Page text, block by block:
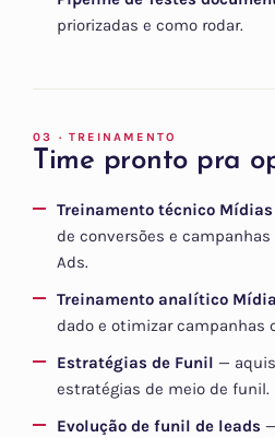
priorizadas e como rodar.
03 · TREINAMENTO
Time pronto pra
Treinamento técnico Mídias
de conversões e campanhas
Ads.
Treinamento analítico
dado e otimizar campanhas
Estratégias de Funil —
estratégias de meio de funil.
Evolução de funil de leads